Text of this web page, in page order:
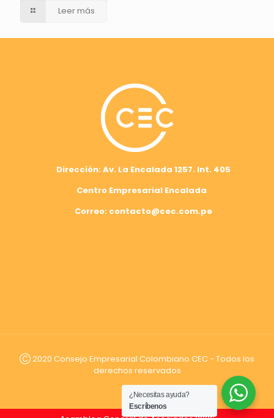
Leer más
Dirección: Av. La Encalada 1257. Int. 405
Centro Empresarial Encalada
Correo: contacto@cec.com.pe
Ⓒ 2020 Consejo Empresarial Colombiano CEC - Todos los
derechos reservados
¿Necesitas ayuda?
Escríbenos